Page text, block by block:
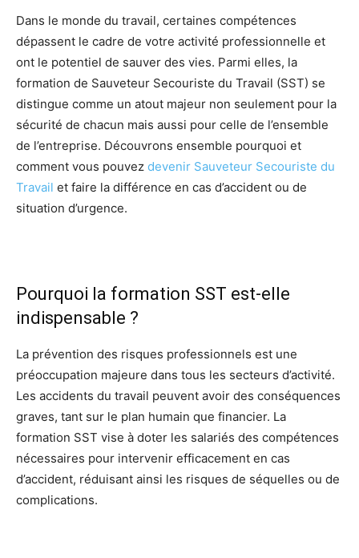
Dans le monde du travail, certaines compétences
dépassent le cadre de votre activité professionnelle et
ont le potentiel de sauver des vies. Parmi elles, la
formation de Sauveteur Secouriste du Travail (SST) se
distingue comme un atout majeur non seulement pour la
sécurité de chacun mais aussi pour celle de l’ensemble
de l’entreprise. Découvrons ensemble pourquoi et
comment vous pouvez devenir Sauveteur Secouriste du
Travail et faire la différence en cas d’accident ou de
situation d’urgence.
Pourquoi la formation SST est-elle
indispensable ?
La prévention des risques professionnels est une
préoccupation majeure dans tous les secteurs d’activité.
Les accidents du travail peuvent avoir des conséquences
graves, tant sur le plan humain que financier. La
formation SST vise à doter les salariés des compétences
nécessaires pour intervenir efficacement en cas
d’accident, réduisant ainsi les risques de séquelles ou de
complications.